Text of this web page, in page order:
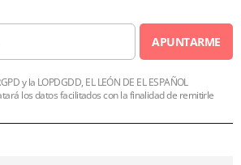
APUNTARME
y la LOPDGDD, EL LEÓN DE EL ESPAÑOL
los datos facilitados con la finalidad de remitirle